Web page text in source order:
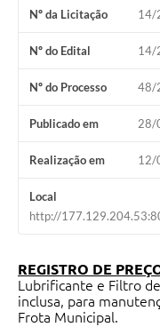
Departamentos
Contas Públicas
Legislação
Editais
Links
Serviços Online
Telefones Úteis
Notícias
Nº da Licitação 14/
Nº do Edital 14/
Nº do Processo 48/
Publicado em 28/
Realização em 12/
Local
http://
REGISTRO DE
Lubrificante e Filtro
inclusa, para
Frota Municipal.